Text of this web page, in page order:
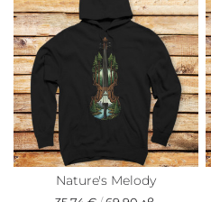
Nature's Melody